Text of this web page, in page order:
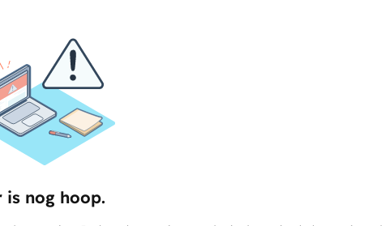
is nog hoop.